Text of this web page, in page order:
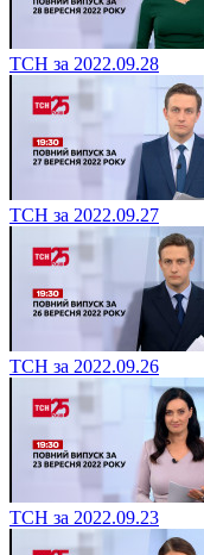
ТСН за 2022.09.28
ТСН за 2022.09.27
ТСН за 2022.09.26
ТСН за 2022.09.23